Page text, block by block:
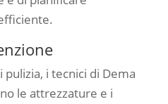
i tecnici di Dema
le attrezzature e i